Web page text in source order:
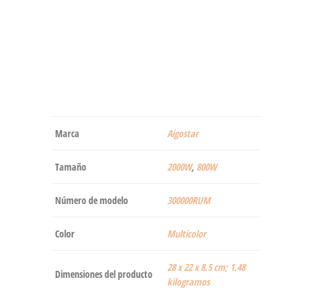
Marca ‎Aigostar
Tamaño 2000W, 800W
Número de modelo ‎300000RUM
Color Multicolor
Dimensiones del producto
‎28 x 22 x 8.5 cm; 1.48
kilogramos